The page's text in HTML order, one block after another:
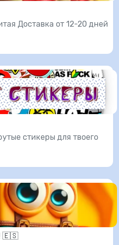
Доставка от 12-20 дней
стикеры для твоего
🇪🇸